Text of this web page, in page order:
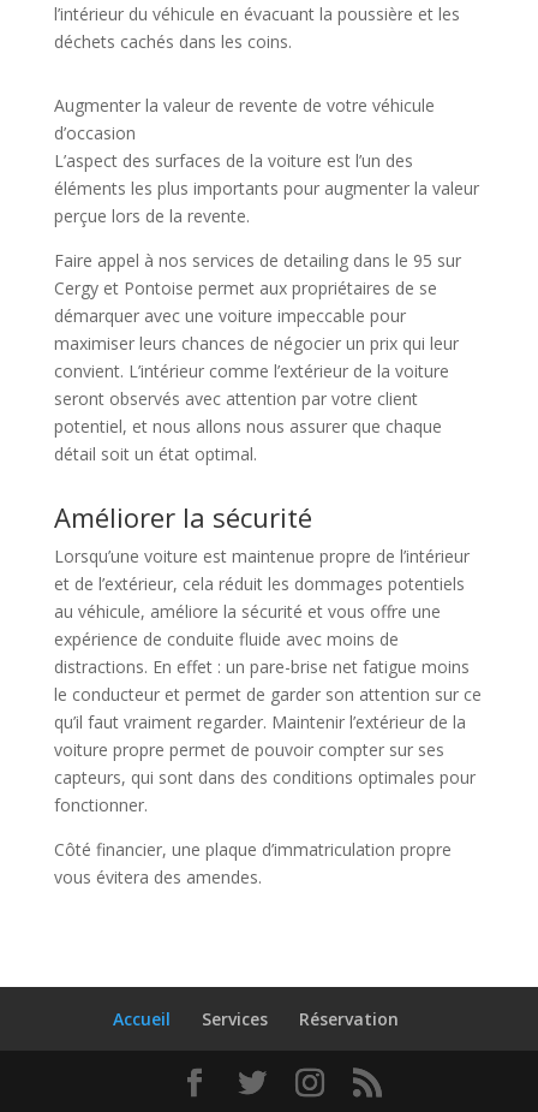
l’intérieur du véhicule en évacuant la poussière et les
déchets cachés dans les coins.
Augmenter la valeur de revente de votre véhicule
d’occasion
L’aspect des surfaces de la voiture est l’un des
éléments les plus importants pour augmenter la valeur
perçue lors de la revente.
Faire appel à nos services de detailing dans le 95 sur
Cergy et Pontoise permet aux propriétaires de se
démarquer avec une voiture impeccable pour
maximiser leurs chances de négocier un prix qui leur
convient. L’intérieur comme l’extérieur de la voiture
seront observés avec attention par votre client
potentiel, et nous allons nous assurer que chaque
détail soit un état optimal.
Améliorer la sécurité
Lorsqu’une voiture est maintenue propre de l’intérieur
et de l’extérieur, cela réduit les dommages potentiels
au véhicule, améliore la sécurité et vous offre une
expérience de conduite fluide avec moins de
distractions. En effet : un pare-brise net fatigue moins
le conducteur et permet de garder son attention sur ce
qu’il faut vraiment regarder. Maintenir l’extérieur de la
voiture propre permet de pouvoir compter sur ses
capteurs, qui sont dans des conditions optimales pour
fonctionner.
Côté financier, une plaque d’immatriculation propre
vous évitera des amendes.
Accueil Services Réservation